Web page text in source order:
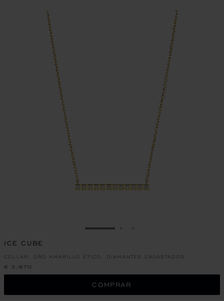
IR A LA DIAPOSITIVA 1
ICE CUBE
COLLAR, ORO AMARILLO ÉTICO, DIAMANTES ENGASTADOS
€ 3,970
COMPRAR